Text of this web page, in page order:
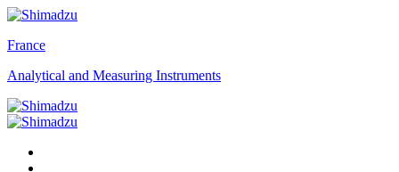
France
Analytical and Measuring Instruments